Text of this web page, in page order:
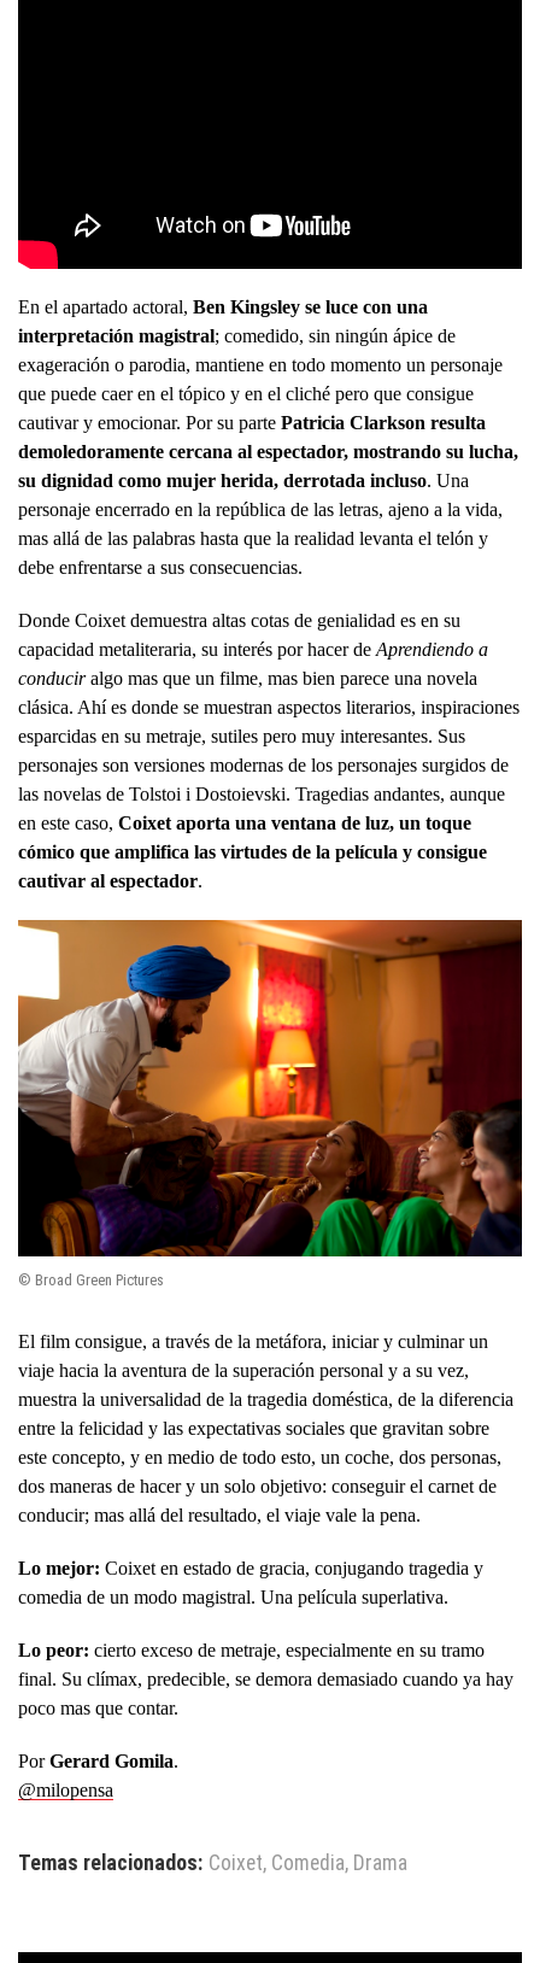
En el apartado actoral, Ben Kingsley se luce con una
interpretación magistral; comedido, sin ningún ápice de
exageración o parodia, mantiene en todo momento un personaje
que puede caer en el tópico y en el cliché pero que consigue
cautivar y emocionar. Por su parte Patricia Clarkson resulta
demoledoramente cercana al espectador, mostrando su lucha,
su dignidad como mujer herida, derrotada incluso. Una
personaje encerrado en la república de las letras, ajeno a la vida,
mas allá de las palabras hasta que la realidad levanta el telón y
debe enfrentarse a sus consecuencias.
Donde Coixet demuestra altas cotas de genialidad es en su
capacidad metaliteraria, su interés por hacer deAprendiendo a
conduciralgo mas que un filme, mas bien parece una novela
clásica. Ahí es donde se muestran aspectos literarios, inspiraciones
esparcidas en su metraje, sutiles pero muy interesantes. Sus
personajes son versiones modernas de los personajes surgidos de
las novelas de Tolstoi i Dostoievski. Tragedias andantes, aunque
en este caso, Coixet aporta una ventana de luz, un toque
cómico que amplifica las virtudes de la película y consigue
cautivar al espectador.
© Broad Green Pictures
El film consigue, a través de la metáfora, iniciar y culminar un
viaje hacia la aventura de la superación personal y a su vez,
muestra la universalidad de la tragedia doméstica, de la diferencia
entre la felicidad y las expectativas sociales que gravitan sobre
este concepto, y en medio de todo esto, un coche, dos personas,
dos maneras de hacer y un solo objetivo: conseguir el carnet de
conducir; mas allá del resultado, el viaje vale la pena.
Lo mejor: Coixet en estado de gracia, conjugando tragedia y
comedia de un modo magistral. Una película superlativa.
Lo peor: cierto exceso de metraje, especialmente en su tramo
final. Su clímax, predecible, se demora demasiado cuando ya hay
poco mas que contar.
PorGerard Gomila.
@milopensa
Temas relacionados: Coixet, Comedia, Drama